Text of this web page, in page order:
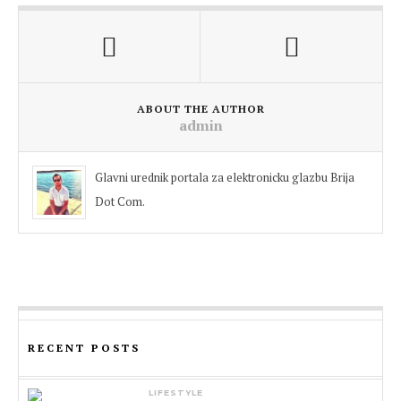
ABOUT THE AUTHOR
admin
Glavni urednik portala za elektronicku glazbu Brija
Dot Com.
RECENT POSTS
LIFESTYLE